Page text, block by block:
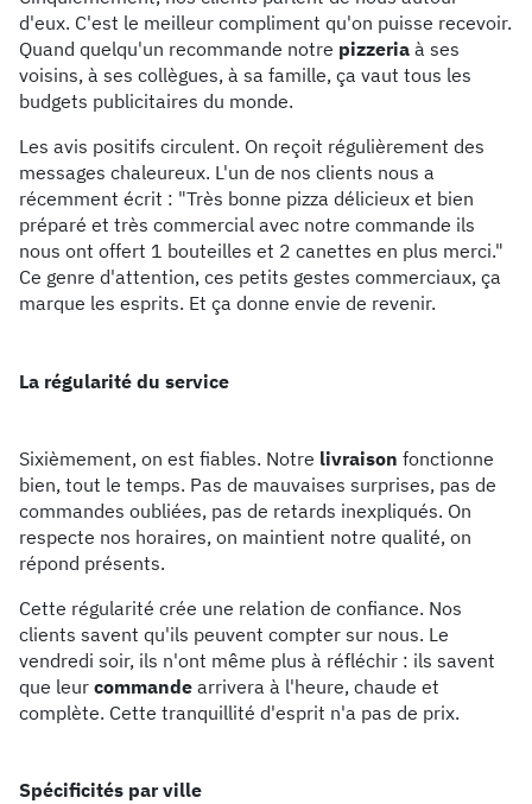
d'eux. C'est le meilleur compliment qu'on puisse recevoir.
Quand quelqu'un recommande notre pizzeria à ses
voisins, à ses collègues, à sa famille, ça vaut tous les
budgets publicitaires du monde.
Les avis positifs circulent. On reçoit régulièrement des
messages chaleureux. L'un de nos clients nous a
récemment écrit : "Très bonne pizza délicieux et bien
préparé et très commercial avec notre commande ils
nous ont offert 1 bouteilles et 2 canettes en plus merci."
Ce genre d'attention, ces petits gestes commerciaux, ça
marque les esprits. Et ça donne envie de revenir.
La régularité du service
Sixièmement, on est fiables. Notre livraison fonctionne
bien, tout le temps. Pas de mauvaises surprises, pas de
commandes oubliées, pas de retards inexpliqués. On
respecte nos horaires, on maintient notre qualité, on
répond présents.
Cette régularité crée une relation de confiance. Nos
clients savent qu'ils peuvent compter sur nous. Le
vendredi soir, ils n'ont même plus à réfléchir : ils savent
que leur commande arrivera à l'heure, chaude et
complète. Cette tranquillité d'esprit n'a pas de prix.
Spécificités par ville